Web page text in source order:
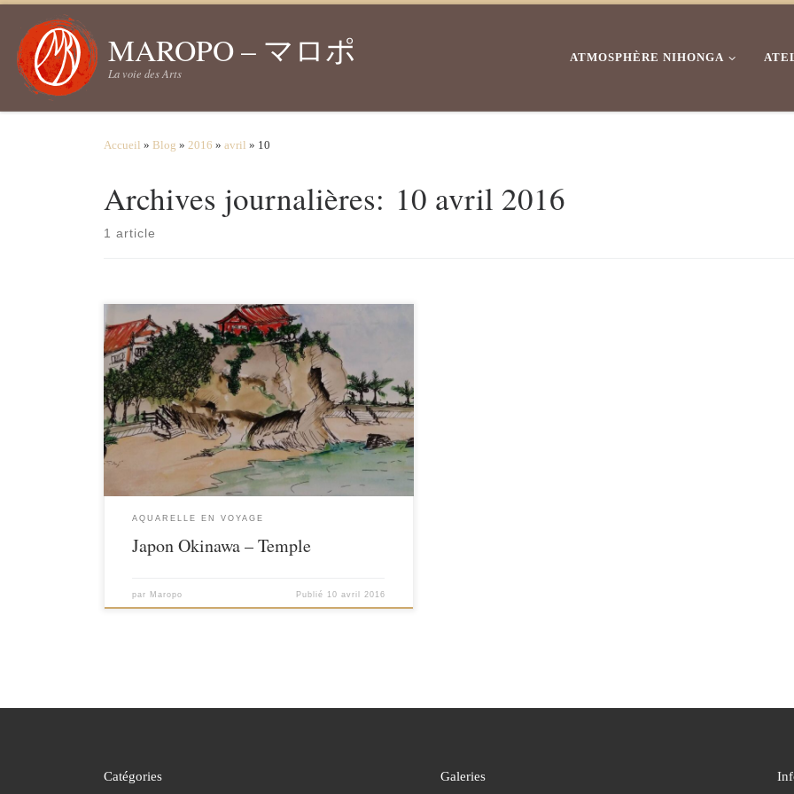
Passer au contenu
MAROPO – マロポ
La voie des Arts
ATMOSPHÈRE NIHONGA
Accueil » Blog » 2016 » avril » 10
Archives journalières: 10 avril 2016
1 article
Format : A4 – Aquarelle
AQUARELLE EN VOYAGE
Japon Okinawa – Temple
par Maropo Publié 10 avril 2016
Catégories Galeries